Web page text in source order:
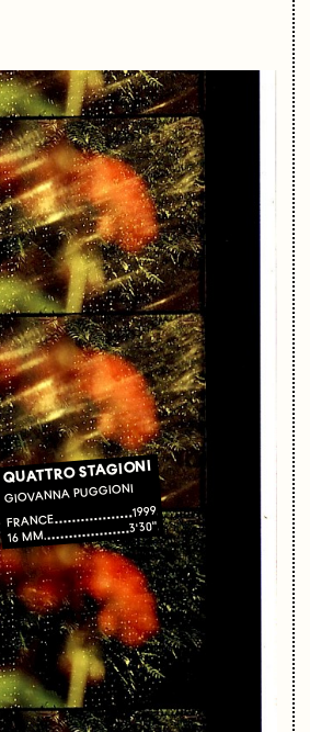
QUATTRO STAGIONI
GIOVANNA PUGGIONI
FRANCE
1999
16 MM
3'30"